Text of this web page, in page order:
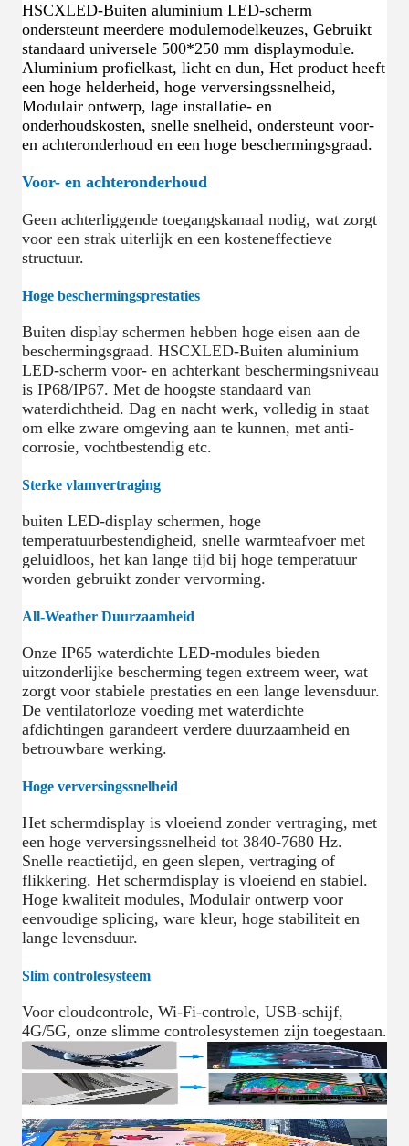
HSCXLED-Buiten aluminium LED-scherm
ondersteunt meerdere modulemodelkeuzes, Gebruikt
standaard universele 500*250 mm displaymodule.
Aluminium profielkast, licht en dun, Het product heeft
een hoge helderheid, hoge verversingssnelheid,
Modulair ontwerp, lage installatie- en
onderhoudskosten, snelle snelheid, ondersteunt voor-
en achteronderhoud en een hoge beschermingsgraad.
Voor- en achteronderhoud
Geen achterliggende toegangskanaal nodig, wat zorgt
voor een strak uiterlijk en een kosteneffectieve
structuur.
Hoge beschermingsprestaties
Buiten display schermen hebben hoge eisen aan de
beschermingsgraad. HSCXLED-Buiten aluminium
LED-scherm voor- en achterkant beschermingsniveau
is IP68/IP67. Met de hoogste standaard van
waterdichtheid. Dag en nacht werk, volledig in staat
om elke zware omgeving aan te kunnen, met anti-
corrosie, vochtbestendig etc.
Sterke vlamvertraging
buiten LED-display schermen, hoge
temperatuurbestendigheid, snelle warmteafvoer met
geluidloos, het kan lange tijd bij hoge temperatuur
worden gebruikt zonder vervorming.
All-Weather Duurzaamheid
Onze IP65 waterdichte LED-modules bieden
uitzonderlijke bescherming tegen extreem weer, wat
zorgt voor stabiele prestaties en een lange levensduur.
De ventilatorloze voeding met waterdichte
afdichtingen garandeert verdere duurzaamheid en
betrouwbare werking.
Hoge verversingssnelheid
Het schermdisplay is vloeiend zonder vertraging, met
een hoge verversingssnelheid tot 3840-7680 Hz.
Snelle reactietijd, en geen slepen, vertraging of
flikkering. Het schermdisplay is vloeiend en stabiel.
Hoge kwaliteit modules, Modulair ontwerp voor
eenvoudige splicing, ware kleur, hoge stabiliteit en
lange levensduur.
Slim controlesysteem
Voor cloudcontrole, Wi-Fi-controle, USB-schijf,
4G/5G, onze slimme controlesystemen zijn toegestaan.